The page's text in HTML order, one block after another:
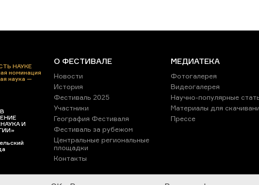
НАУКЕ
номинация
наука —
И
О ФЕСТИВАЛЕ
Новости
История
Фестиваль 2025
Участники
География Фестиваля
Фестиваль за рубежом
Центральные региональные
площадки
Контакты
МЕДИАТЕКА
Фотогалерея
Видеогалерея
Научно-популярные
Материалы для
Прессе